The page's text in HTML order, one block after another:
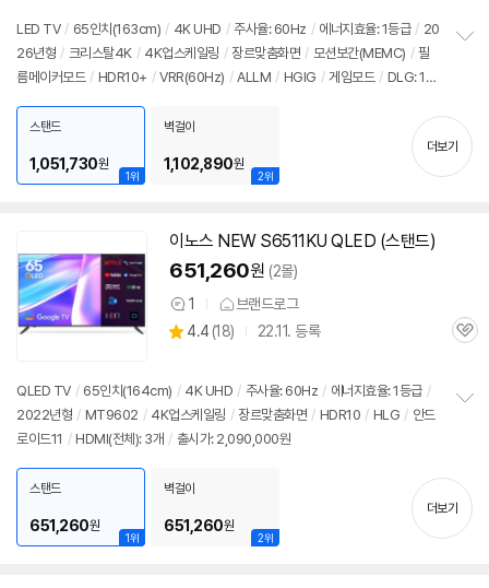
리
뷰
LED TV / 65인치(163cm) / 4K UHD / 주사율: 60Hz / 에너지효율: 1등급 / 20
26년형 / 크리스탈4K / 4K업스케일링 / 장르맞춤화면 / 모션보간(MEMC) / 필
름메이커모드 / HDR10+ / VRR(60Hz) / ALLM / HGIG / 게임모드 / DLG: 12
기
1위
스탠드
1,051,730원
2위
벽걸이
1,102,890원
더보기
이노스 NEW S6511KU QLED (스탠드)
651,260원 (2몰)
상
품
1 브랜드로그
별
4.4 (상
18) 22.11. 등록
관
QLED TV / 65인치(164cm) / 4K UHD / 주사율: 60Hz / 에너지효율: 1등급 /
2022년형 / MT9602 / 4K업스케일링 / 장르맞춤화면 / HDR10 / HLG / 안드
로이드11 / HDMI(전체): 3개 / 출시가: 2,090,000원
기
1위
스탠드
651,260원
2위
벽걸이
651,260원
더보기